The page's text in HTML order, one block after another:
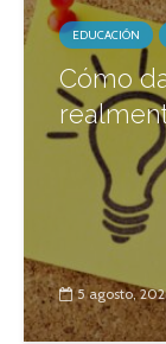
EDUCACIÓN
Cómo
5 agosto,